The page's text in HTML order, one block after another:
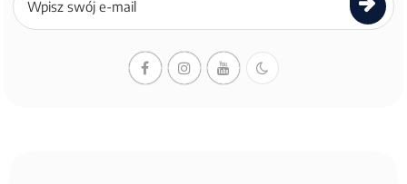
newslettera